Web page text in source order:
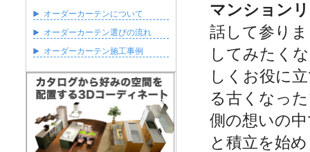
マンション
話して参り
してみたく
しくお役に
る古くなっ
側の想いの
と積立を始
オーダーカーテンについて
オーダーカーテン選びの流れ
オーダーカーテン施工事例